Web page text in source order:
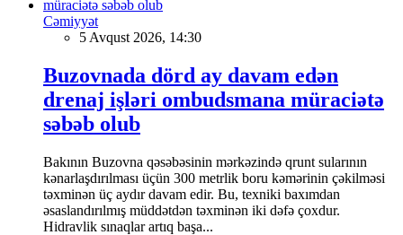
Cəmiyyət
5 Avqust 2026, 14:30
Buzovnada dörd ay davam edən
drenaj işləri ombudsmana müraciətə
səbəb olub
Bakının Buzovna qəsəbəsinin mərkəzində qrunt sularının
kənarlaşdırılması üçün 300 metrlik boru kəmərinin çəkilməsi
təxminən üç aydır davam edir. Bu, texniki baxımdan
əsaslandırılmış müddətdən təxminən iki dəfə çoxdur.
Hidravlik sınaqlar artıq başa...